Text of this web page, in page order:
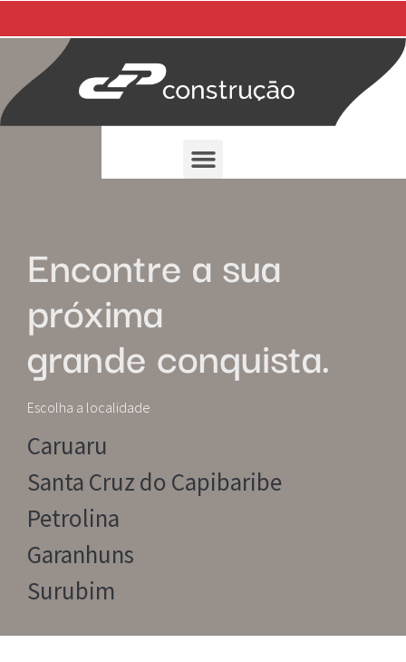
Encontre a sua
próxima
grande conquista.
Escolha a localidade
Caruaru
Santa Cruz do Capibaribe
Petrolina
Garanhuns
Surubim